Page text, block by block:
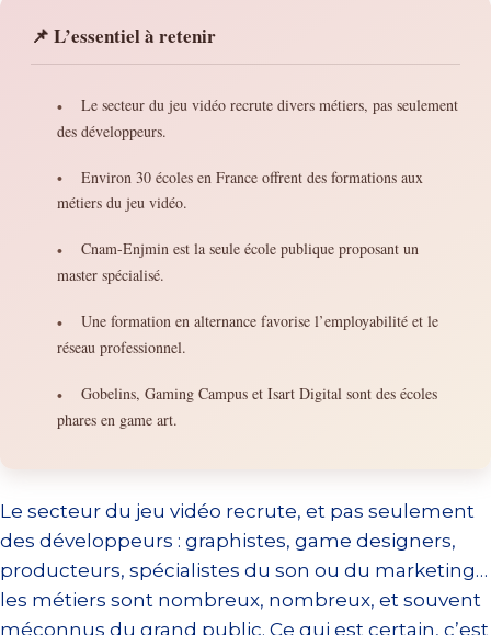
📌 L’essentiel à retenir
•
Le secteur du jeu vidéo recrute divers métiers, pas seulement
des développeurs.
•
Environ 30 écoles en France offrent des formations aux
métiers du jeu vidéo.
•
Cnam-Enjmin est la seule école publique proposant un
master spécialisé.
•
Une formation en alternance favorise l’employabilité et le
réseau professionnel.
•
Gobelins, Gaming Campus et Isart Digital sont des écoles
phares en game art.
Le secteur du jeu vidéo recrute, et pas seulement
des développeurs : graphistes, game designers,
producteurs, spécialistes du son ou du marketing…
les métiers sont nombreux, nombreux, et souvent
méconnus du grand public. Ce qui est certain, c’est